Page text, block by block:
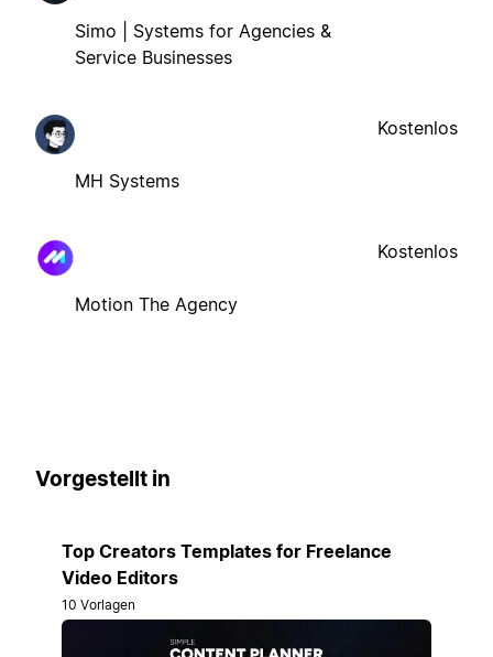
Simo | Systems for Agencies &
Service Businesses
MH Systems
Kostenlos
Motion The Agency
Kostenlos
Vorgestellt in
Top Creators Templates for Freelance
Video Editors
10 Vorlagen